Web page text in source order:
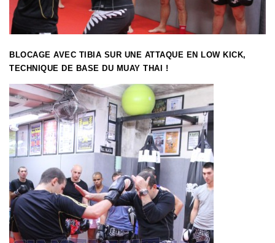
BLOCAGE AVEC TIBIA SUR UNE ATTAQUE EN LOW KICK,
TECHNIQUE DE BASE DU MUAY THAI !